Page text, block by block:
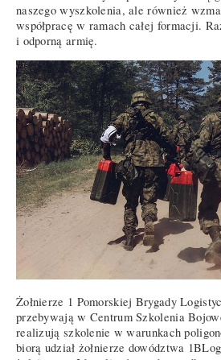
naszego wyszkolenia, ale również
współpracę w ramach całej formacji.
i odporną armię.
Żołnierze 1 Pomorskiej Brygady
przebywają w Centrum Szkolenia
realizują szkolenie w warunkach
biorą udział żołnierze dowództwa